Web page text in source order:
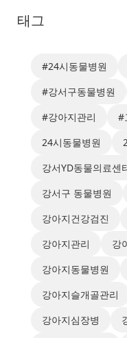
태그
#24시동물병원
#강서구동물병원
#강아지관리
#
24시동물병원
강서YD동물의료센
강서구 동물병원
강아지건강검진
강아지관리
강
강아지동물병원
강아지슬개골관리
강아지심장병